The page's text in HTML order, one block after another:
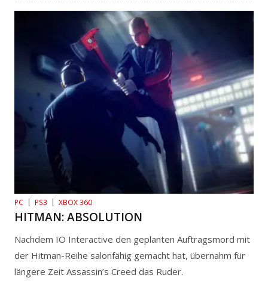
PC PS3 XBOX 360
HITMAN: ABSOLUTION
Nachdem IO Interactive den geplanten Auftragsmord mit
der Hitman-Reihe salonfähig gemacht hat, übernahm für
längere Zeit Assassin’s Creed das Ruder.